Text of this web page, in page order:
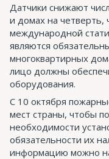
Датчики снижают
и домах на
международной
являются
многоквартирных
лицо должны
оборудования.
С 10 октября
мест страны, чтобы
необходимости
обязательности их
информацию можно